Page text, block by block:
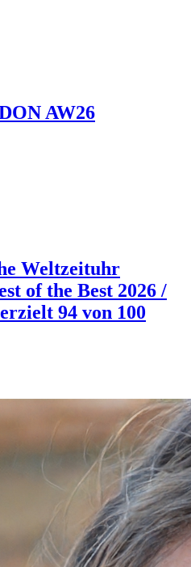
AW26
Weltzeituhr
of the Best 2026 /
94 von 100